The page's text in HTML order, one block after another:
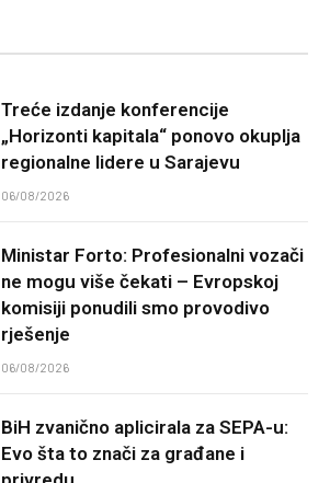
Treće izdanje konferencije
„Horizonti kapitala“ ponovo okuplja
regionalne lidere u Sarajevu
06/08/2026
Ministar Forto: Profesionalni vozači
ne mogu više čekati – Evropskoj
komisiji ponudili smo provodivo
rješenje
06/08/2026
BiH zvanično aplicirala za SEPA-u:
Evo šta to znači za građane i